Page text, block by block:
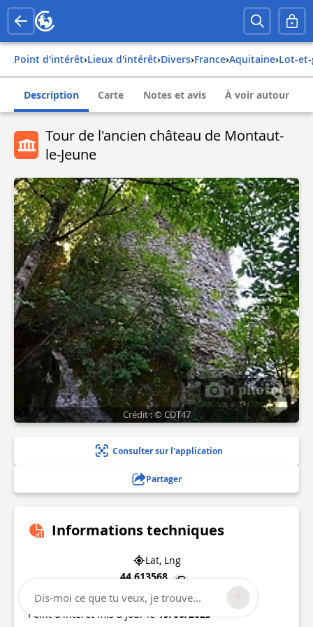
Point d'intérêt› Lieux d'intérêt› Divers› france› aquitaine› lot-
Description Carte Notes et avis À voir autour
Tour de l'ancien château de Montaut-
le-Jeune
1 photo(s)
Crédit : © CDT47
Consulter sur l'application
Partager
Informations techniques
Lat, Lng
44.613568
Point d'intérêt mis à jour le 19/06/2025
Dis-moi ce que tu veux, je trouve...